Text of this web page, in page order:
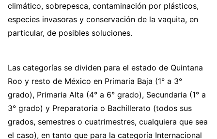
climático, sobrepesca, contaminación por plásticos,
especies invasoras y conservación de la vaquita, en
particular, de posibles soluciones.
Las categorías se dividen para el estado de Quintana
Roo y resto de México en Primaria Baja (1° a 3°
grado), Primaria Alta (4° a 6° grado), Secundaria (1° a
3° grado) y Preparatoria o Bachillerato (todos sus
grados, semestres o cuatrimestres, cualquiera que sea
el caso), en tanto que para la categoría Internacional